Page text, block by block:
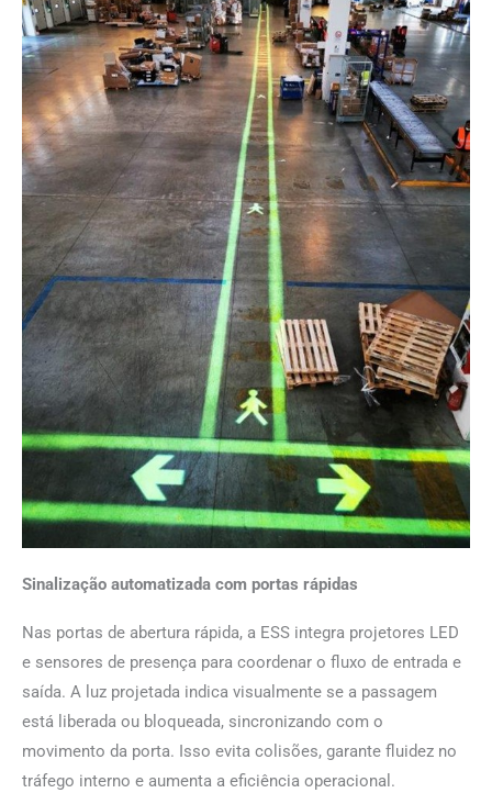
Sinalização automatizada com portas rápidas
Nas portas de abertura rápida, a ESS integra projetores LED
e sensores de presença para coordenar o fluxo de entrada e
saída. A luz projetada indica visualmente se a passagem
está liberada ou bloqueada, sincronizando com o
movimento da porta. Isso evita colisões, garante fluidez no
tráfego interno e aumenta a eficiência operacional.